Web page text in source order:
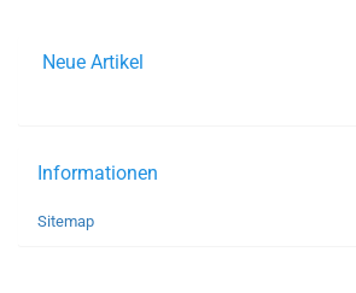
Neue Artikel
Informationen
Sitemap